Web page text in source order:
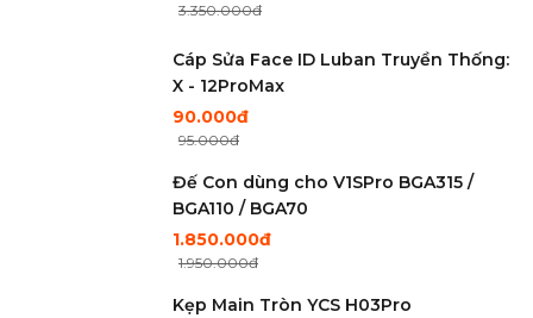
3.350.000đ
Cáp Sửa Face ID Luban Truyền Thống:
X - 12ProMax
90.000đ
95.000đ
Đế Con dùng cho V1SPro BGA315 /
BGA110 / BGA70
1.850.000đ
1.950.000đ
Kẹp Main Tròn YCS H03Pro